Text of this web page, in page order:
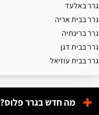
גרר באלעד
גרר בבית אריה
גרר ברינתיה
גרר בבית דגן
גרר בבית עוזיאל
מה חדש בגרר פלוס?